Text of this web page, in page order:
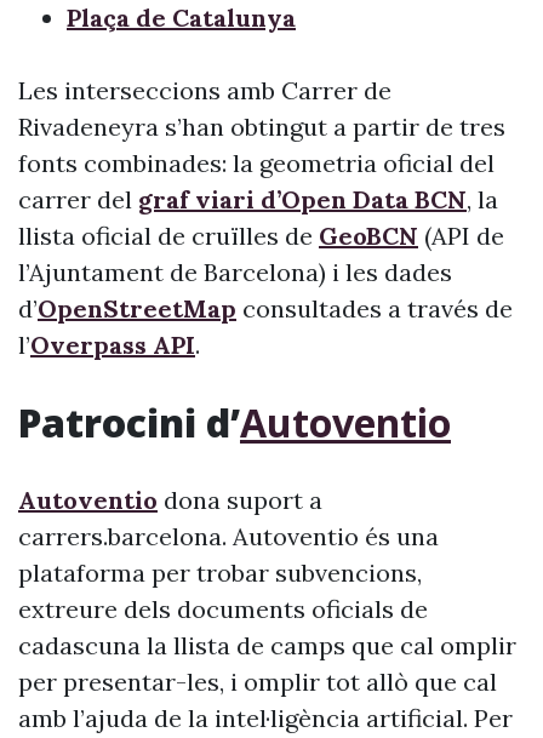
Plaça de Catalunya
Les interseccions amb Carrer de
Rivadeneyra s’han obtingut a partir de tres
fonts combinades: la geometria oficial del
carrer del graf viari d’Open Data BCN, la
llista oficial de cruïlles de GeoBCN (API de
l’Ajuntament de Barcelona) i les dades
d’OpenStreetMap consultades a través de
l’Overpass API.
Patrocini d’Autoventio
Autoventio dona suport a
carrers.barcelona. Autoventio és una
plataforma per trobar subvencions,
extreure dels documents oficials de
cadascuna la llista de camps que cal omplir
per presentar-les, i omplir tot allò que cal
amb l’ajuda de la intel·ligència artificial. Per